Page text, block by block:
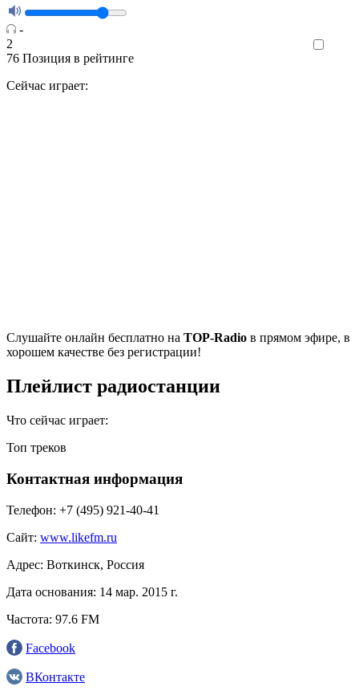
-
2
76 Позиция в рейтинге
Сейчас играет:
Cлушайте онлайн бесплатно на TOP-Radio в прямом эфире, в
хорошем качестве без регистрации!
Плейлист радиостанции
Что сейчас играет:
Топ треков
Контактная информация
Телефон: +7 (495) 921-40-41
Сайт: www.likefm.ru
Адрес: Воткинск, Россия
Дата основания: 14 мар. 2015 г.
Частота: 97.6 FM
Facebook
ВКонтакте